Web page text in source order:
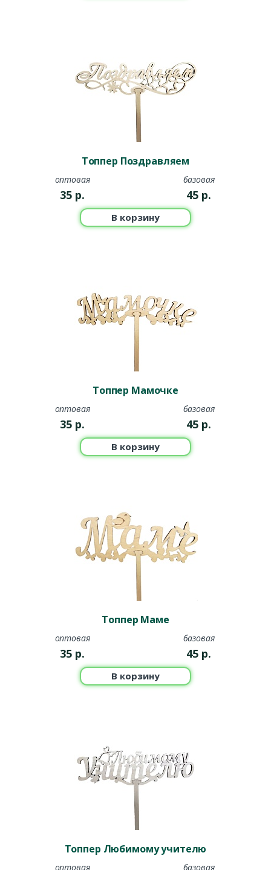
Топпер Поздравляем
оптовая
35 р.
базовая
45 р.
В корзину
Топпер Мамочке
оптовая
35 р.
базовая
45 р.
В корзину
Топпер Маме
оптовая
35 р.
базовая
45 р.
В корзину
Топпер Любимому учителю
оптовая базовая